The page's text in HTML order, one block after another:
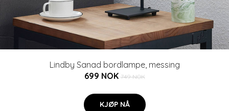
Lindby Sanad bordlampe, messing
699 NOK 749 NOK
KJØP NÅ